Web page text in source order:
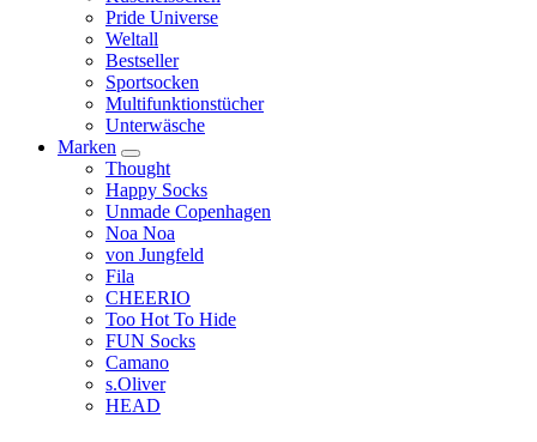
Pride Universe
Weltall
Bestseller
Sportsocken
Multifunktionstücher
Unterwäsche
Marken
Thought
Happy Socks
Unmade Copenhagen
Noa Noa
von Jungfeld
Fila
CHEERIO
Too Hot To Hide
FUN Socks
Camano
s.Oliver
HEAD